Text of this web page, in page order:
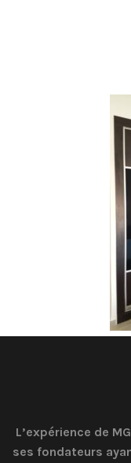
L’expérience de
ses fondateurs